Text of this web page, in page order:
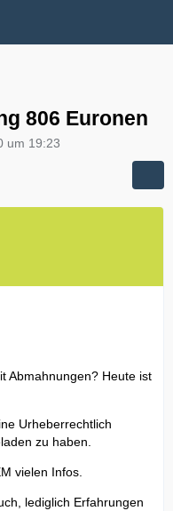
806 Euronen
um 19:23
Abmahnungen? Heute ist
Urheberrechtlich
zu haben.
vielen Infos.
lediglich Erfahrungen